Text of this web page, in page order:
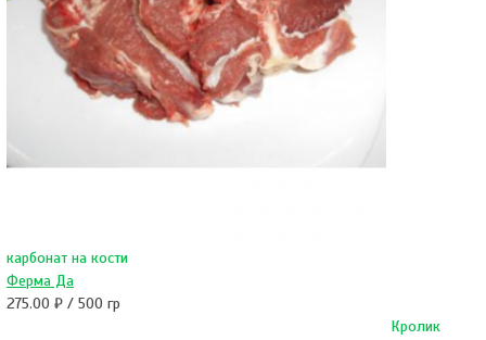
карбонат на кости
Ферма Да
275.00 ₽ / 500 гр
Кролик